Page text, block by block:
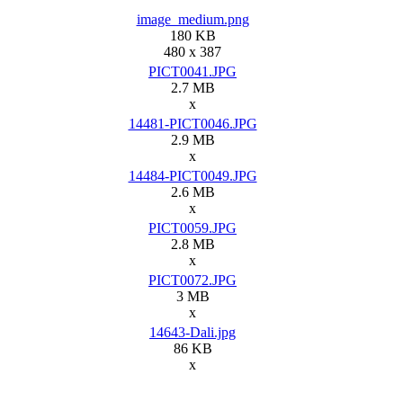
image_medium.png
180 KB
480 x 387
PICT0041.JPG
2.7 MB
x
14481-PICT0046.JPG
2.9 MB
x
14484-PICT0049.JPG
2.6 MB
x
PICT0059.JPG
2.8 MB
x
PICT0072.JPG
3 MB
x
14643-Dali.jpg
86 KB
x